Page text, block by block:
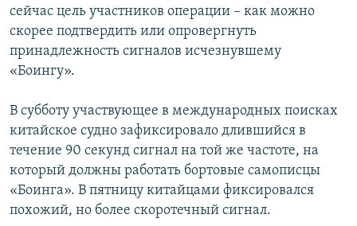
сейчас цель участников операции – как можно
скорее подтвердить или опровергнуть
принадлежность сигналов исчезнувшему
«Боингу».
В субботу участвующее в международных поисках
китайское судно зафиксировало длившийся в
течение 90 секунд сигнал на той же частоте, на
который должны работать бортовые самописцы
«Боинга». В пятницу китайцами фиксировался
похожий, но более скоротечный сигнал.